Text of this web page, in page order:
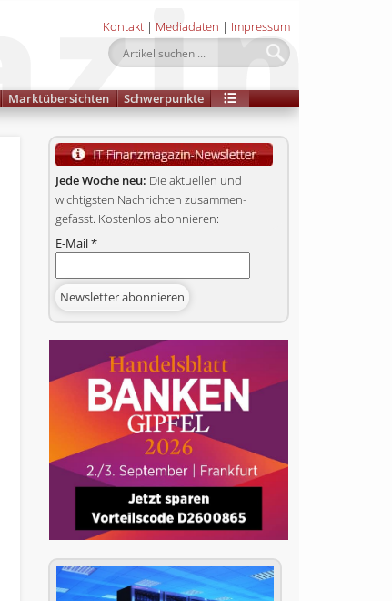
Kontakt | Mediadaten | Impressum
Marktübersichten Schwerpunkte
Jede Woche neu: Die aktuellen und
wichtigsten Nachrichten zusammen­
gefasst. Kostenlos abonnieren:
E-Mail*